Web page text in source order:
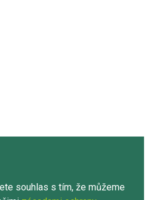
souhlas s tím, že můžeme